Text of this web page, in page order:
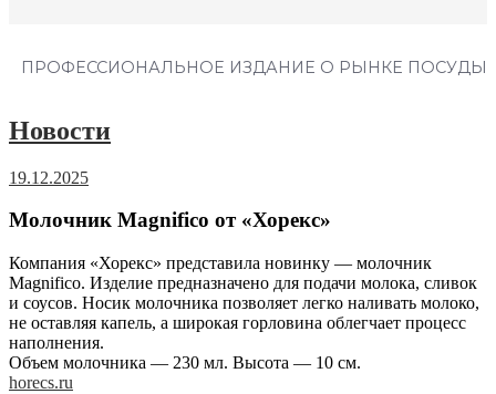
ПРОФЕССИОНАЛЬНОЕ ИЗДАНИЕ О РЫНКЕ ПОСУДЫ
Новости
19.12.2025
Молочник Magnifico от «Хорекс»
Компания «Хорекс» представила новинку — молочник
Magnifico. Изделие предназначено для подачи молока, сливок
и соусов. Носик молочника позволяет легко наливать молоко,
не оставляя капель, а широкая горловина облегчает процесс
наполнения.
Объем молочника — 230 мл. Высота — 10 см.
horecs.ru